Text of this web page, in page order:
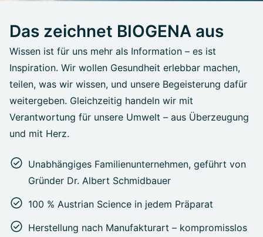
Das zeichnet BIOGENA aus
Wissen ist für uns mehr als Information – es ist
Inspiration. Wir wollen Gesundheit erlebbar machen,
teilen, was wir wissen, und unsere Begeisterung dafür
weitergeben. Gleichzeitig handeln wir mit
Verantwortung für unsere Umwelt – aus Überzeugung
und mit Herz.
Unabhängiges Familienunternehmen, geführt von
Gründer Dr. Albert Schmidbauer
100 % Austrian Science in jedem Präparat
Herstellung nach Manufakturart – kompromisslos